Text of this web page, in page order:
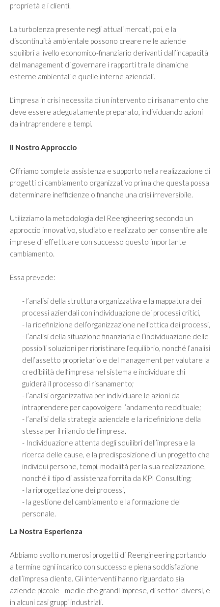
Investire in Giappone
Investire in Iran
Investire in Kazakistan
BLOG
CONTATTI
proprietà e i clienti.
La turbolenza presente negli attuali mercati, poi, e la
discontinuità ambientale possono creare nelle aziende
squilibri a livello economico-finanziario derivanti dall’incapacità
del management di governare i rapporti tra le dinamiche
esterne ambientali e quelle interne aziendali.
L’impresa in crisi necessita di un intervento di risanamento che
deve essere adeguatamente preparato, individuando azioni
da intraprendere e tempi.
Il Nostro Approccio
Offriamo completa assistenza e supporto nella realizzazione di
progetti di cambiamento organizzativo prima che questa possa
determinare inefficienze o finanche una crisi irreversibile.
Utilizziamo la metodologia del Reengineering secondo un
approccio innovativo, studiato e realizzato per consentire alle
imprese di effettuare con successo questo importante
cambiamento.
Essa prevede:
- l’analisi della struttura organizzativa e la mappatura dei
processi aziendali con individuazione dei processi critici,
- la ridefinizione dell’organizzazione nell’ottica dei processi,
- l’analisi della situazione finanziaria e l’individuazione delle
possibili soluzioni per ripristinare l’equilibrio, nonché l’analisi
dell’assetto proprietario e del management per valutare la
credibilità dell’impresa nel sistema e individuare chi
guiderà il processo di risanamento;
- l’analisi organizzativa per individuare le azioni da
intraprendere per capovolgere l’andamento reddituale;
- l’analisi della strategia aziendale e la ridefinizione della
stessa per il rilancio dell’impresa.
- Individuazione attenta degli squilibri dell’impresa e la
ricerca delle cause, e la predisposizione di un progetto che
individui persone, tempi, modalità per la sua realizzazione,
nonché il tipo di assistenza fornita da KPI Consulting;
- la riprogettazione dei processi,
- la gestione del cambiamento e la formazione del
personale.
La Nostra Esperienza
Abbiamo svolto numerosi progetti di Reengineering portando
a termine ogni incarico con successo e piena soddisfazione
dell’impresa cliente. Gli interventi hanno riguardato sia
aziende piccole - medie che grandi imprese, di settori diversi, e
in alcuni casi gruppi industriali.